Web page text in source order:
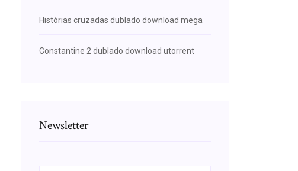
Histórias cruzadas dublado download mega
Constantine 2 dublado download utorrent
Newsletter